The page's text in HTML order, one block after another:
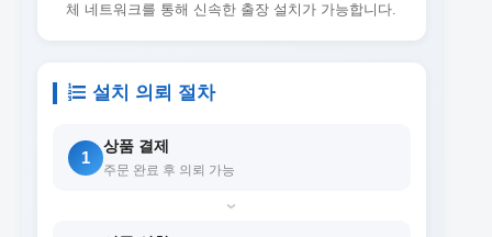
체 네트워크를 통해 신속한 출장 설치가 가능합니다.
설치 의뢰 절차
1
상품 결제
주문 완료 후 의뢰 가능
›